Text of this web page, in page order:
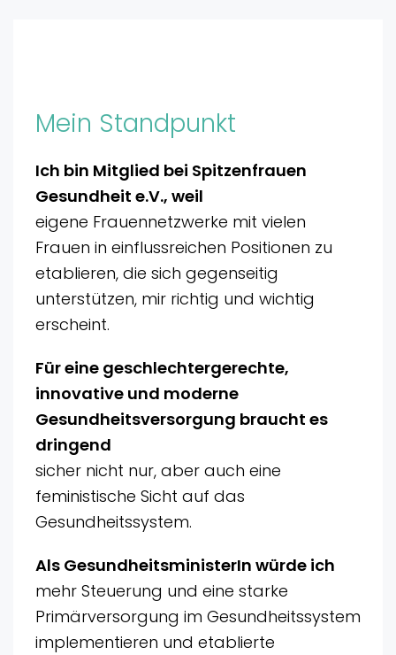
Mein Standpunkt
Ich bin Mitglied bei Spitzenfrauen
Gesundheit e.V., weil
eigene Frauennetzwerke mit vielen
Frauen in einflussreichen Positionen zu
etablieren, die sich gegenseitig
unterstützen, mir richtig und wichtig
erscheint.
Für eine geschlechtergerechte,
innovative und moderne
Gesundheitsversorgung braucht es
dringend
sicher nicht nur, aber auch eine
feministische Sicht auf das
Gesundheitssystem.
Als GesundheitsministerIn würde ich
mehr Steuerung und eine starke
Primärversorgung im Gesundheitssystem
implementieren und etablierte